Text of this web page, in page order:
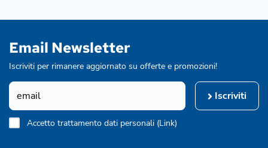
Email Newsletter
Iscriviti per rimanere aggiornato su offerte e promozioni!
Iscriviti
Accetto trattamento dati personali (Link)